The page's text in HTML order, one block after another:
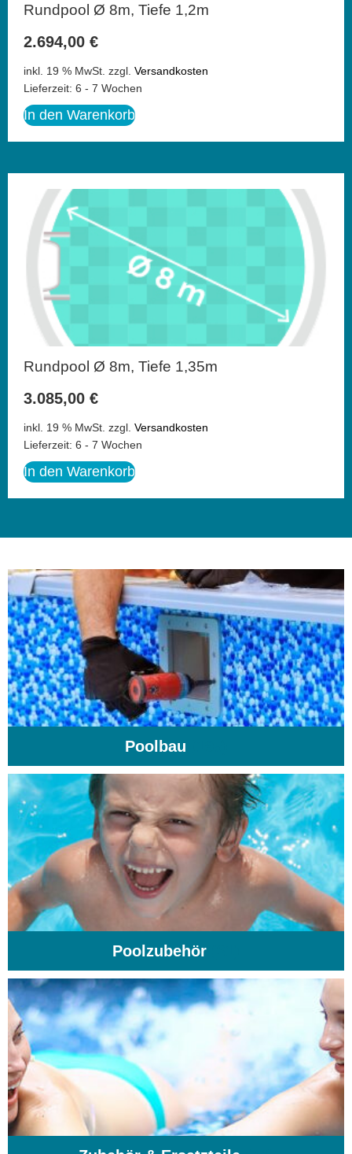
Rundpool Ø 8m, Tiefe 1,2m
2.694,00 €
inkl. 19 % MwSt. zzgl. Versandkosten
Lieferzeit: 6 - 7 Wochen
In den Warenkorb
Rundpool Ø 8m, Tiefe 1,35m
3.085,00 €
inkl. 19 % MwSt. zzgl. Versandkosten
Lieferzeit: 6 - 7 Wochen
In den Warenkorb
Poolbau
Poolzubehör